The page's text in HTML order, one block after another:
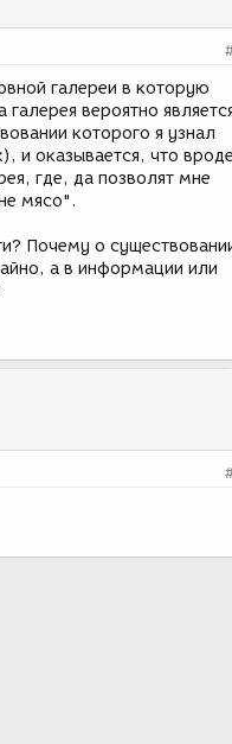
галереи в которую
вероятно
которого я узнал
и оказывается, что
где, да позволят мне
мясо".
Почему о
а в информации или